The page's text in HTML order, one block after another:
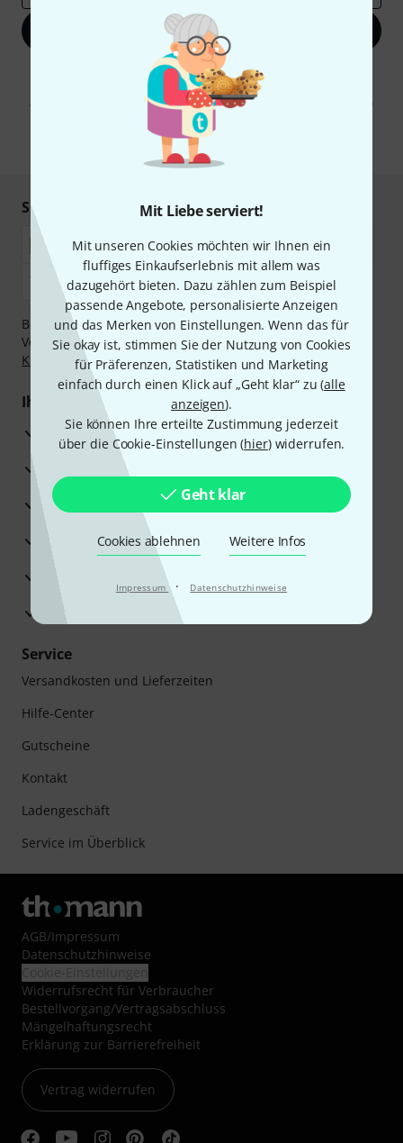
Mit Liebe serviert!
Mit unseren Cookies möchten wir Ihnen ein
fluffiges Einkaufserlebnis mit allem was
dazugehört bieten. Dazu zählen zum Beispiel
passende Angebote, personalisierte Anzeigen
und das Merken von Einstellungen. Wenn das für
Sie okay ist, stimmen Sie der Nutzung von Cookies
für Präferenzen, Statistiken und Marketing
einfach durch einen Klick auf „Geht klar“ zu (alle
anzeigen).
Sie können Ihre erteilte Zustimmung jederzeit
über die Cookie-Einstellungen (hier) widerrufen.
Geht klar
Cookies ablehnen Weitere Infos
Impressum · Datenschutzhinweise
Jetzt anmelden
Mit Klick auf „Jetzt anmelden“ stimmen Sie dem Erhalt von E-Mail-
Werbung und einer Messung des E-Mail-Nutzungsverhaltens zu. Die
Abmeldung ist jederzeit möglich. Weitere Informationen finden Sie in
Datenschutzhinweisen
* Pflichtfeld
Sicher einkaufen & bezahlen
Bezahlen Sie vertraulich und sicher per Nachnahme,
Vorkasse, PayPal, Amazon Pay,Klarna Sofort bezahlen,
Klarna Ratenzahlungoder Kreditkarte.
Ihre Vorteile
3 Jahre Thomann Garantie
30 Tage Money-Back-Garantie
Reparaturservice
Beratung durch Fachexperten
Zufriedenheitsgarantie
Europas größtes Versandlager
Service
Versandkosten und Lieferzeiten
Hilfe-Center
Gutscheine
Kontakt
Ladengeschäft
Service im Überblick
AGB/Impressum
Datenschutzhinweise
Widerrufsrecht für Verbraucher
Bestellvorgang/Vertragsabschluss
Mängelhaftungsrecht
Erklärung zur Barrierefreiheit
Vertrag widerrufen